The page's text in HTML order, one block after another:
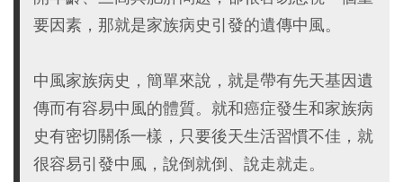
要因素，那就是家族病史引發的遺傳中風。
中風家族病史，簡單來說，就是帶有先天基因遺
傳而有容易中風的體質。就和癌症發生和家族病
史有密切關係一樣，只要後天生活習慣不佳，就
很容易引發中風，說倒就倒、說走就走。